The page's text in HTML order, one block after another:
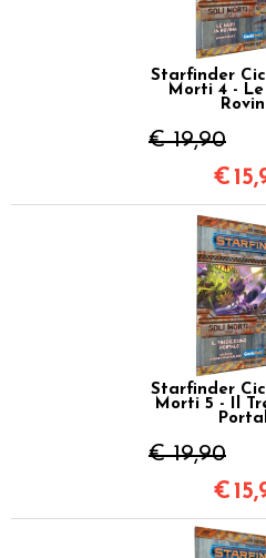
Starfinder
Morti 4 -
€ 19,90
€
Starfinder
Morti 5 - Il
€ 19,90
€